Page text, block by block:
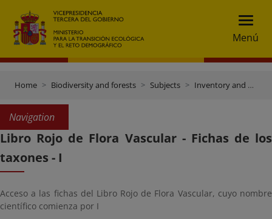
Menú
Home Biodiversity and forests Subjects Inventory and data gateway
Navigation
Libro Rojo de Flora Vascular - Fichas de los
taxones - I
Acceso a las fichas del Libro Rojo de Flora Vascular, cuyo nombre
científico comienza por I